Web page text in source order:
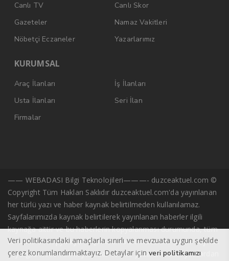
Canlı TV
Canlı Skor
Gazeteler
Namaz Vakitleri
Nöbetçi Eczaneler
Yazarlarımız
KURUMSAL
Araç İlanları
İş İlanları
Usta İlanları
Seri İlan
Firmalar
—— WEBADASI Bilgi Teknolojileri———- duzceaktuel.com ©
Copyright Tüm Hakları Saklıdır duzceaktuel.com'da yayınlanan
her türlü yazı ve haber kaynak belirtilmeden kullanılamaz.
Sayfalarımızda kaynak belirtilerek yayınlanan haberler ilgili
kaynağa aittir ve bu haberlerin kopyalanması durumunda, tüm
sorumluluk kopyalayan kişi/kuruma ait olacaktır. Başka kaynak
veya gazeteden alıntı yazarlar ve site yazarlarına ait yazılardan
Veri politikasındaki amaçlarla sınırlı ve mevzuata uygun şekilde
çerez konumlandırmaktayız. Detaylar içinveri politikamızı